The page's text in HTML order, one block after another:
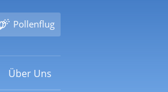
Pollenflug
Über Uns